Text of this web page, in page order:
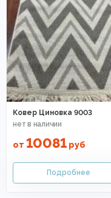
Ковер Циновка 9003
от 10081 руб